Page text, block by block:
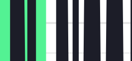
90 Tage
vor Ort